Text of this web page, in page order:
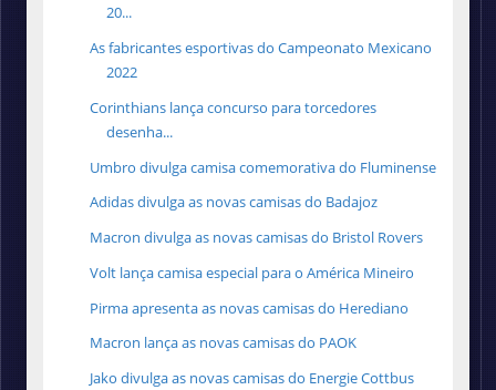
20...
As fabricantes esportivas do Campeonato Mexicano
2022
Corinthians lança concurso para torcedores
desenha...
Umbro divulga camisa comemorativa do Fluminense
Adidas divulga as novas camisas do Badajoz
Macron divulga as novas camisas do Bristol Rovers
Volt lança camisa especial para o América Mineiro
Pirma apresenta as novas camisas do Herediano
Macron lança as novas camisas do PAOK
Jako divulga as novas camisas do Energie Cottbus